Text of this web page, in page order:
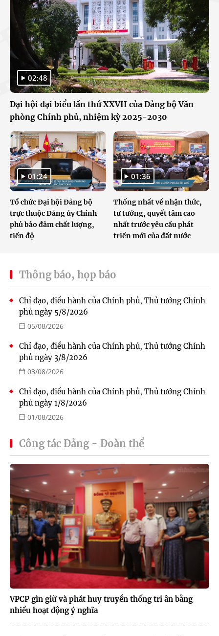
02:48
Đại hội đại biểu lần thứ XXVII của Đảng bộ Văn
phòng Chính phủ, nhiệm kỳ 2025-2030
01:24
Tổ chức Đại hội Đảng bộ
trực thuộc Đảng ủy Chính
phủ bảo đảm chất lượng,
tiến độ
01:36
Thống nhất về nhận thức,
tư tưởng, quyết tâm cao
nhất trước yêu cầu phát
triển mới của đất nước
Thông báo, họp báo
Chỉ đạo, điều hành của Chính phủ, Thủ tướng Chính
phủ ngày 5/8/2026
05/08/2026
Chỉ đạo, điều hành của Chính phủ, Thủ tướng Chính
phủ ngày 3/8/2026
03/08/2026
Chỉ đạo, điều hành của Chính phủ, Thủ tướng Chính
phủ ngày 1/8/2026
01/08/2026
Công tác Đảng - Đoàn thể
VPCP gìn giữ và phát huy truyền thống tri ân bằng
nhiều hoạt động ý nghĩa